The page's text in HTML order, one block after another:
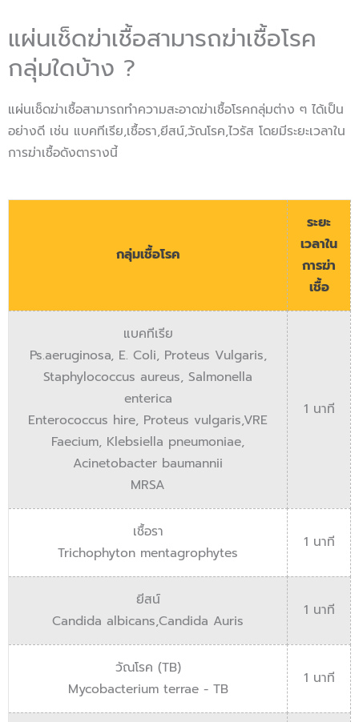
แผ่นเช็ดฆ่าเชื้อสามารถฆ่าเชื้อโรค
กลุ่มใดบ้าง ?
แผ่นเช็ดฆ่าเชื้อสามารถทำความสะอาดฆ่าเชื้อโรคกลุ่มต่าง ๆ ได้เป็น
อย่างดี เช่น แบคทีเรีย,เชื้อรา,ยีสน์,วัณโรค,ไวรัส โดยมีระยะเวลาใน
การฆ่าเชื้อดังตารางนี้
กลุ่มเชื้อโรค
ระยะ
เวลาใน
การฆ่า
เชื้อ
แบคทีเรีย
Ps.aeruginosa, E. Coli, Proteus Vulgaris,
Staphylococcus aureus, Salmonella
enterica
Enterococcus hire, Proteus vulgaris,VRE
Faecium, Klebsiella pneumoniae,
Acinetobacter baumannii
MRSA
1 นาที
เชื้อรา
Trichophyton mentagrophytes
1 นาที
ยีสน์
Candida albicans,Candida Auris
1 นาที
วัณโรค (TB)
Mycobacterium terrae - TB
1 นาที